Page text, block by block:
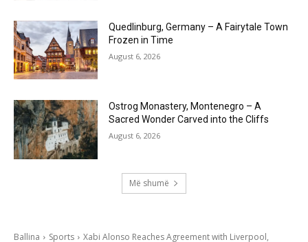
Quedlinburg, Germany – A Fairytale Town
Frozen in Time
August 6, 2026
Ostrog Monastery, Montenegro – A
Sacred Wonder Carved into the Cliffs
August 6, 2026
Më shumë